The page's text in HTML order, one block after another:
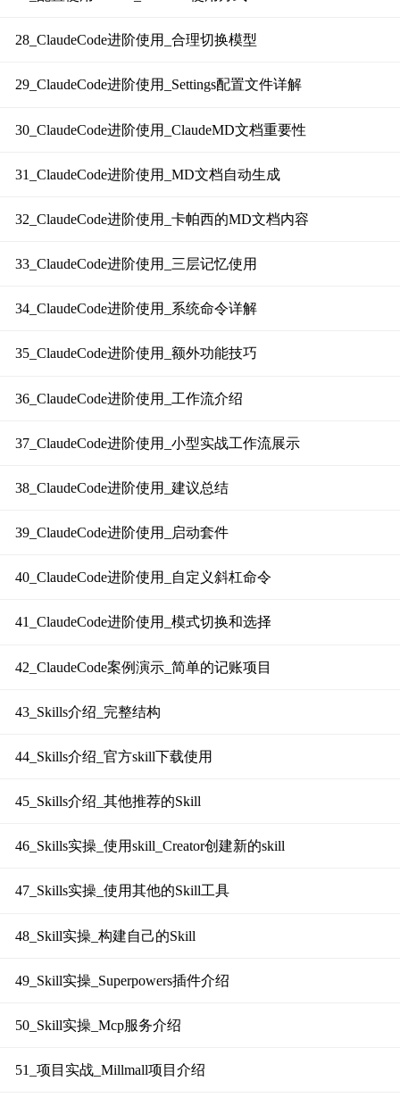
28_ClaudeCode进阶使用_合理切换模型
29_ClaudeCode进阶使用_Settings配置文件详解
30_ClaudeCode进阶使用_ClaudeMD文档重要性
31_ClaudeCode进阶使用_MD文档自动生成
32_ClaudeCode进阶使用_卡帕西的MD文档内容
33_ClaudeCode进阶使用_三层记忆使用
34_ClaudeCode进阶使用_系统命令详解
35_ClaudeCode进阶使用_额外功能技巧
36_ClaudeCode进阶使用_工作流介绍
37_ClaudeCode进阶使用_小型实战工作流展示
38_ClaudeCode进阶使用_建议总结
39_ClaudeCode进阶使用_启动套件
40_ClaudeCode进阶使用_自定义斜杠命令
41_ClaudeCode进阶使用_模式切换和选择
42_ClaudeCode案例演示_简单的记账项目
43_Skills介绍_完整结构
44_Skills介绍_官方skill下载使用
45_Skills介绍_其他推荐的Skill
46_Skills实操_使用skill_Creator创建新的skill
47_Skills实操_使用其他的Skill工具
48_Skill实操_构建自己的Skill
49_Skill实操_Superpowers插件介绍
50_Skill实操_Mcp服务介绍
51_项目实战_Millmall项目介绍